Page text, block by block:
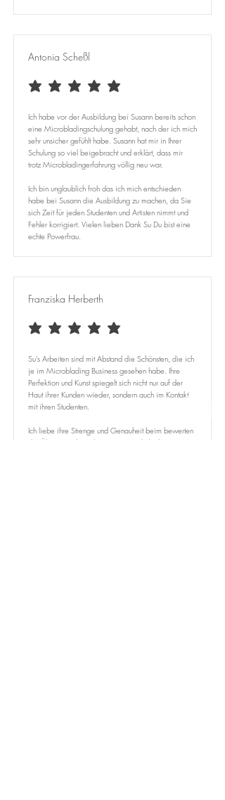
Antonia Scheßl
average rating is 5 out of 5
Ich habe vor der Ausbildung bei Susann bereits schon
eine Microbladingschulung gehabt, nach der ich mich
sehr unsicher gefühlt habe. Susann hat mir in Ihrer
Schulung so viel beigebracht und erklärt, dass mir
trotz Microbladingerfahrung völlig neu war. ​
Ich bin unglaublich froh das ich mich entschieden
habe bei Susann die Ausbildung zu machen, da Sie
sich Zeit für jeden Studenten und Artisten nimmt und
Fehler korrigiert. Vielen lieben Dank Su Du bist eine
echte Powerfrau.
Franziska Herberth
average rating is 5 out of 5
Su's Arbeiten sind mit Abstand die Schönsten, die ich
je im Microblading Business gesehen habe. Ihre
Perfektion und Kunst spiegelt sich nicht nur auf der
Haut ihrer Kunden wieder, sondern auch im Kontakt
mit ihren Studenten.
Ich liebe ihre Strenge und Genauheit beim bewerten
der Übungen, denn das ist es, was dich als Artist